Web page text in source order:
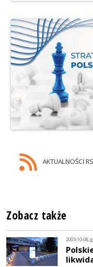
AKTUALNOŚCI
Zobacz także
2003-10-08,